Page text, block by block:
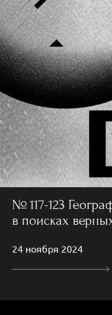
№ 117-123
в поисках
24 ноября 2024